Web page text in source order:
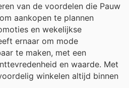
van de voordelen die Pauw
aankopen te plannen
en wekelijkse
ernaar om mode
te maken, met een
en waarde. Met
winkelen altijd binnen